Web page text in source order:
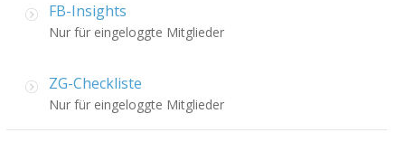
FB-Insights
Nur für eingeloggte Mitglieder
ZG-Checkliste
Nur für eingeloggte Mitglieder